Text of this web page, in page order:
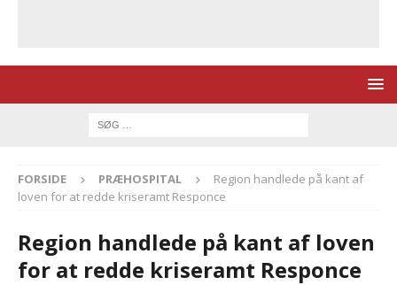
FORSIDE PRÆHOSPITAL
Region handlede på kant af
loven for at redde kriseramt Responce
Region handlede på kant af loven
for at redde kriseramt Responce